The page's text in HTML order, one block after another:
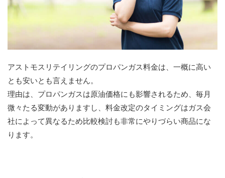
アストモスリテイリングのプロパンガス料金は、一概に高い
とも安いとも言えません。
理由は、プロパンガスは原油価格にも影響されるため、毎月
微々たる変動がありますし、料金改定のタイミングはガス会
社によって異なるため比較検討も非常にやりづらい商品にな
ります。